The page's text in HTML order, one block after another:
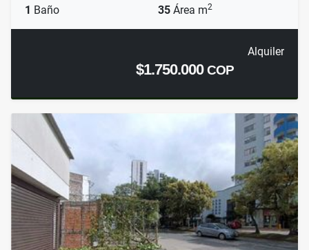
1 Baño 35 Área m2
Alquiler
$1.750.000COP